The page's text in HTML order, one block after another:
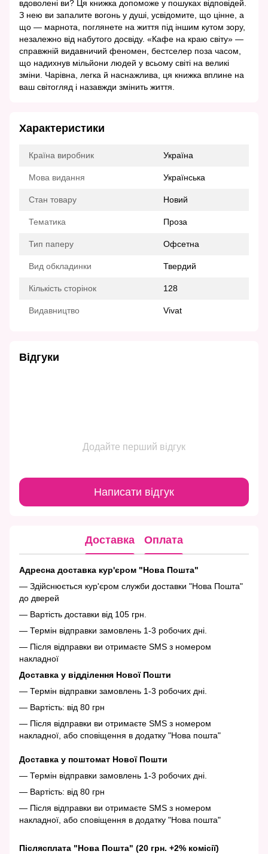
вдоволені ви? Ця книжка допоможе у пошуках відповідей.
З нею ви запалите вогонь у душі, усвідомите, що цінне, а
що — марнота, поглянете на життя під іншим кутом зору,
незалежно від набутого досвіду. «Кафе на краю світу» —
справжній видавничий феномен, бестселер поза часом,
що надихнув мільйони людей у всьому світі на великі
зміни. Чарівна, легка й наснажлива, ця книжка вплине на
ваш світогляд і назавжди змінить життя.
Характеристики
Країна виробник Україна
Мова видання Українська
Стан товару Новий
Тематика Проза
Тип паперу Офсетна
Вид обкладинки Твердий
Кількість сторінок 128
Видавництво Vivat
Відгуки
Додайте перший відгук
Написати відгук
Доставка Оплата
Адресна доставка кур'єром "Нова Пошта"
— Здійснюється кур'єром служби доставки "Нова Пошта"
до дверей
— Вартість доставки від 105 грн.
— Термін відправки замовлень 1-3 робочих дні.
— Після відправки ви отримаєте SMS з номером
накладної
Доставка у відділення Нової Пошти
— Термін відправки замовлень 1-3 робочих дні.
— Вартість: від 80 грн
— Після відправки ви отримаєте SMS з номером
накладної, або сповіщення в додатку "Нова пошта"
Доставка у поштомат Нової Пошти
— Термін відправки замовлень 1-3 робочих дні.
— Вартість: від 80 грн
— Після відправки ви отримаєте SMS з номером
накладної, або сповіщення в додатку "Нова пошта"
Післясплата "Нова Пошта" (20 грн. +2% комісії)